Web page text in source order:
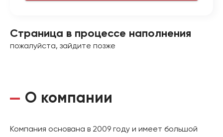
Страница в процессе наполнения
пожалуйста, зайдите позже
О компании
Компания основана в 2009 году и имеет большой